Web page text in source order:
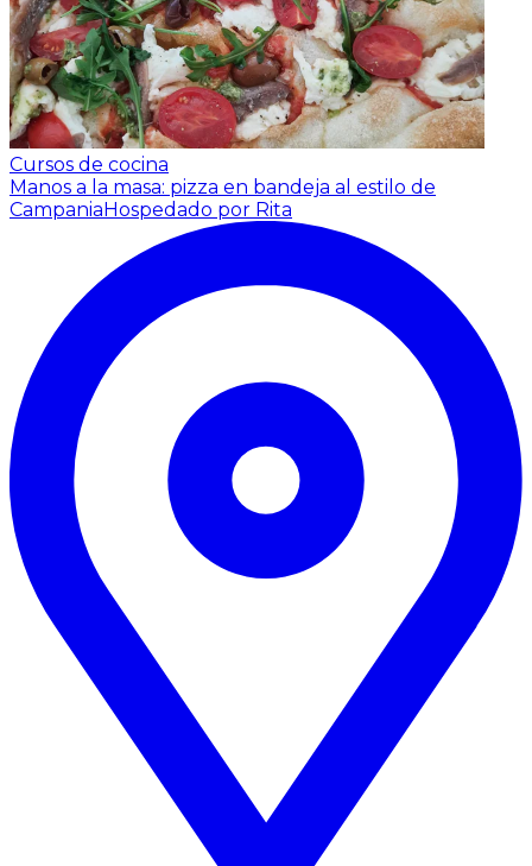
Cursos de cocina
Manos a la masa: pizza en bandeja al estilo de
Campania Hospedado por Rita